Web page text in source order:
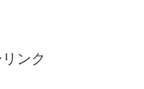
ンク